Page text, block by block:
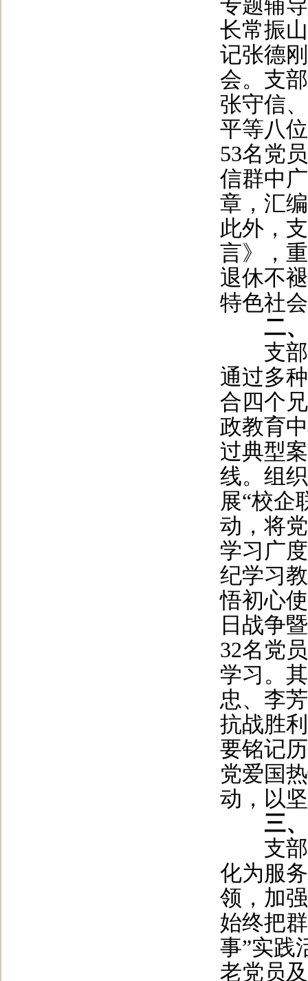
专题辅
长常振
记张德
会。支
张守信
平等八
53名党
信群中
章，汇
此外，
言》，
退休不
特色社
二
支部
通过多
合四个
政教育
过典型
线。组
展“校企
动，将
学习广
纪学习
悟初心
日战争
32名党
学习。
忠、李
抗战胜
要铭记
党爱国
动，以
三
支部
化为服
领，加
始终把
事”实践
老党员